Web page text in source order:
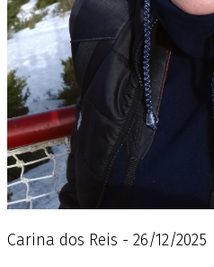
Carina dos Reis - 26/12/2025